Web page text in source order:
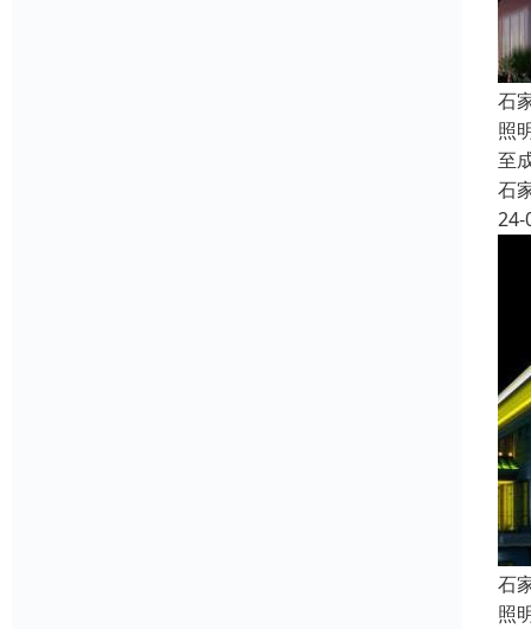
石
照
至
石
24-
石
照